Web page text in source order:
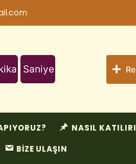
Saniye
NASIL
BİZE ULAŞIN